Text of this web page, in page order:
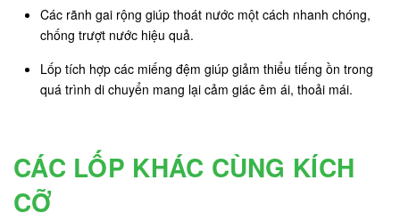
Các rãnh gai rộng giúp thoát nước một cách nhanh chóng,
chống trượt nước hiệu quả.
Lốp tích hợp các miếng đệm giúp giảm thiểu tiếng ồn trong
quá trình di chuyển mang lại cảm giác êm ái, thoải mái.
CÁC LỐP KHÁC CÙNG KÍCH
CỠ